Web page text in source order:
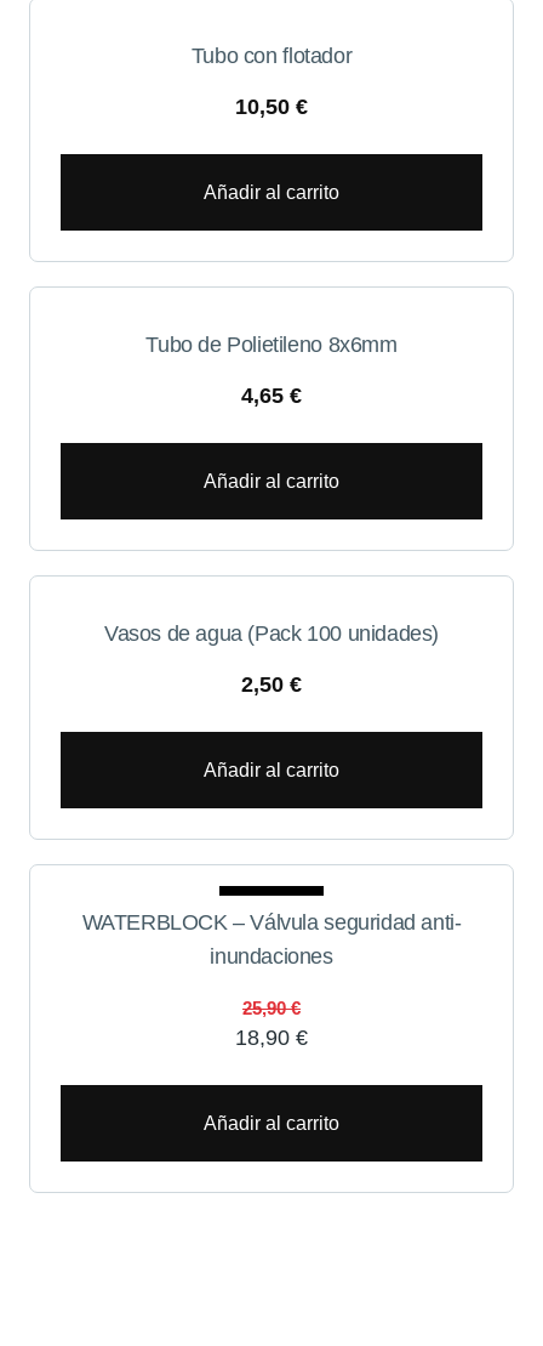
Tubo con flotador
10,50 €
Añadir al carrito
Tubo de Polietileno 8x6mm
4,65 €
Añadir al carrito
Vasos de agua (Pack 100 unidades)
2,50 €
Añadir al carrito
Oferta
WATERBLOCK – Válvula seguridad anti-
inundaciones
25,90€
18,90 €
Añadir al carrito